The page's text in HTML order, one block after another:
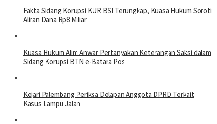
Fakta Sidang Korupsi KUR BSI Terungkap, Kuasa Hukum Soroti
Aliran Dana Rp8 Miliar
Kuasa Hukum Alim Anwar Pertanyakan Keterangan Saksi dalam
Sidang Korupsi BTN e-Batara Pos
Kejari Palembang Periksa Delapan Anggota DPRD Terkait
Kasus Lampu Jalan